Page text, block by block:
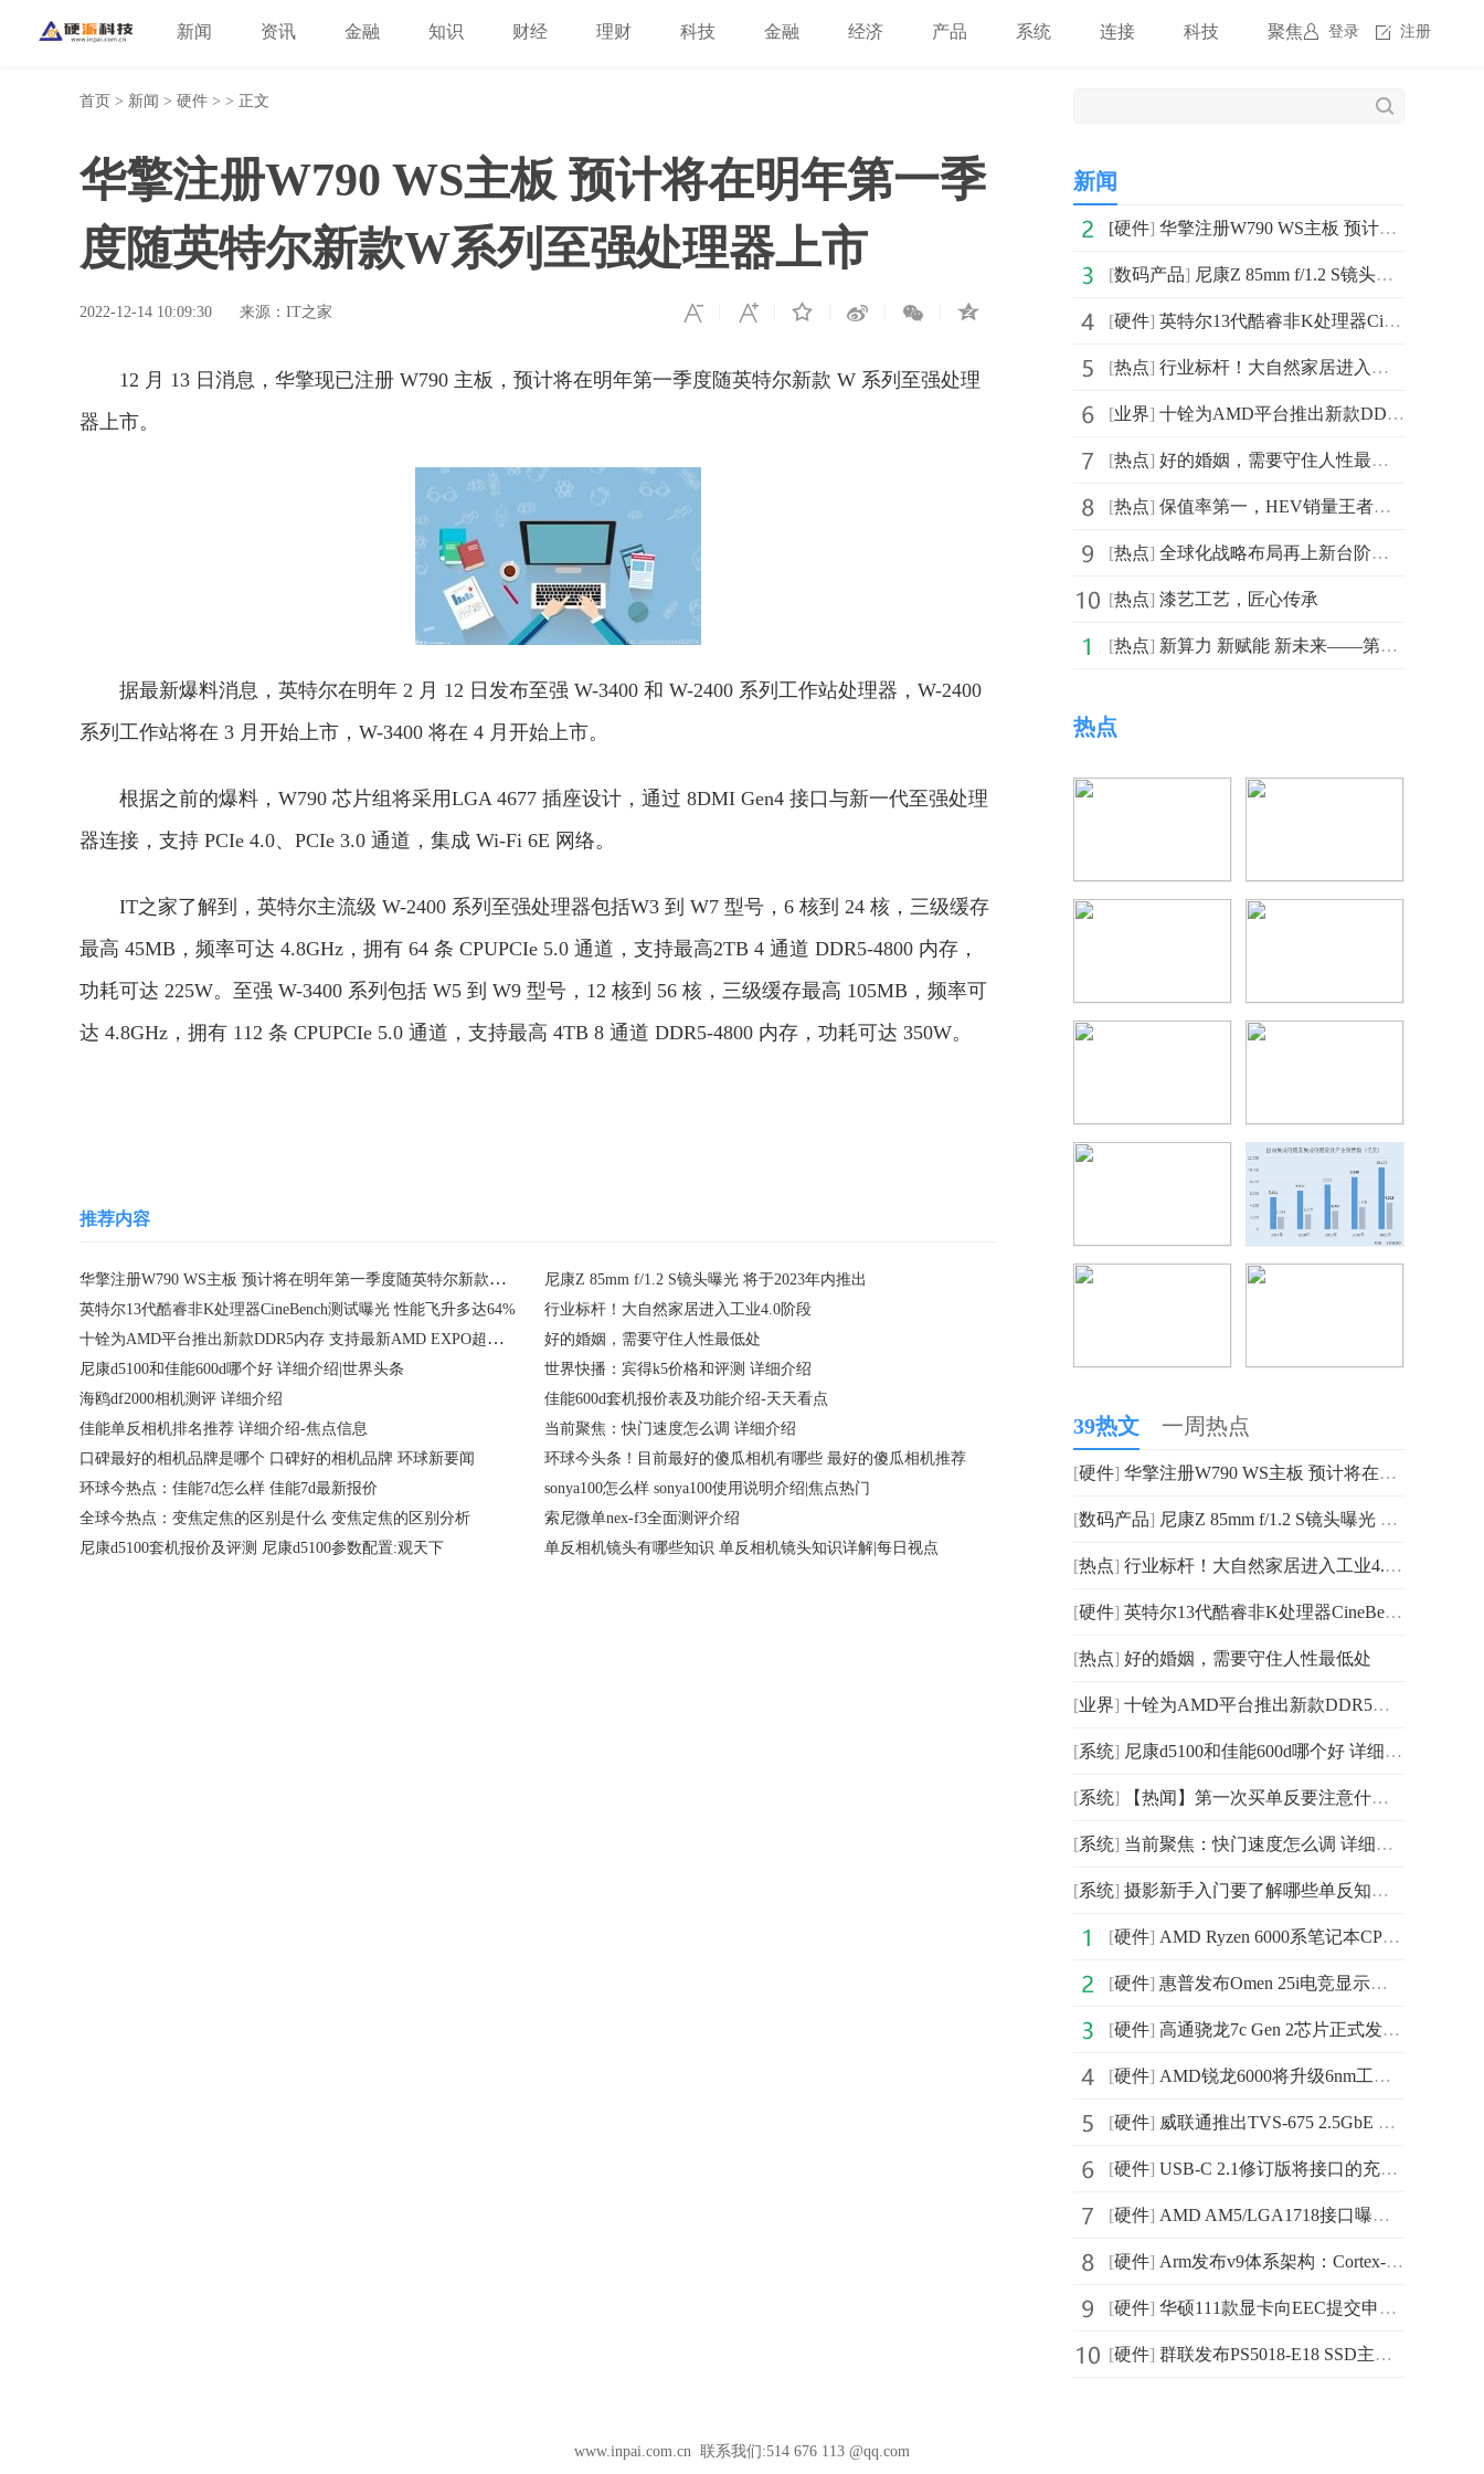
登录 注册
新闻 资讯 金融 知识 财经 理财 科技 金融 经济 产品 系统 连接 科技 聚焦
首页 > 新闻 > 硬件 > > 正文
华擎注册W790 WS主板 预计将在明年第一季
度随英特尔新款W系列至强处理器上市
2022-12-14 10:09:30 来源：IT之家
12 月 13 日消息，华擎现已注册 W790 主板，预计将在明年第一季度随英特尔新款 W 系列至强处理
器上市。
据最新爆料消息，英特尔在明年 2 月 12 日发布至强 W-3400 和 W-2400 系列工作站处理器，W-2400
系列工作站将在 3 月开始上市，W-3400 将在 4 月开始上市。
根据之前的爆料，W790 芯片组将采用LGA 4677 插座设计，通过 8DMI Gen4 接口与新一代至强处理
器连接，支持 PCIe 4.0、PCIe 3.0 通道，集成 Wi-Fi 6E 网络。
IT之家了解到，英特尔主流级 W-2400 系列至强处理器包括W3 到 W7 型号，6 核到 24 核，三级缓存
最高 45MB，频率可达 4.8GHz，拥有 64 条 CPUPCIe 5.0 通道，支持最高2TB 4 通道 DDR5-4800 内存，
功耗可达 225W。至强 W-3400 系列包括 W5 到 W9 型号，12 核到 56 核，三级缓存最高 105MB，频率可
达 4.8GHz，拥有 112 条 CPUPCIe 5.0 通道，支持最高 4TB 8 通道 DDR5-4800 内存，功耗可达 350W。
推荐内容
华擎注册W790 WS主板 预计将在明年第一季度随英特尔新款W系列至强处理器上市
尼康Z 85mm f/1.2 S镜头曝光 将于2023年内推出
英特尔13代酷睿非K处理器CineBench测试曝光 性能飞升多达64%
行业标杆！大自然家居进入工业4.0阶段
十铨为AMD平台推出新款DDR5内存 支持最新AMD EXPO超频技术
好的婚姻，需要守住人性最低处
尼康d5100和佳能600d哪个好 详细介绍|世界头条
世界快播：宾得k5价格和评测 详细介绍
海鸥df2000相机测评 详细介绍
佳能600d套机报价表及功能介绍-天天看点
佳能单反相机排名推荐 详细介绍-焦点信息
当前聚焦：快门速度怎么调 详细介绍
口碑最好的相机品牌是哪个 口碑好的相机品牌 环球新要闻
环球今头条！目前最好的傻瓜相机有哪些 最好的傻瓜相机推荐
环球今热点：佳能7d怎么样 佳能7d最新报价
sonya100怎么样 sonya100使用说明介绍|焦点热门
全球今热点：变焦定焦的区别是什么 变焦定焦的区别分析
索尼微单nex-f3全面测评介绍
尼康d5100套机报价及评测 尼康d5100参数配置:观天下
单反相机镜头有哪些知识 单反相机镜头知识详解|每日视点
新闻
[硬件] 华擎注册W790 WS主板 预计将在明年第一季度随英特尔新
[数码产品] 尼康Z 85mm f/1.2 S镜头曝光 将于2023年内推出
[硬件] 英特尔13代酷睿非K处理器CineBench测试曝光 性能飞升多达64%
[热点] 行业标杆！大自然家居进入工业4.0阶段
[业界] 十铨为AMD平台推出新款DDR5内存 支持最新AMD EXPO超频技术
[热点] 好的婚姻，需要守住人性最低处
[热点] 保值率第一，HEV销量王者，全新第二代GS8上市一周年汇总
[热点] 全球化战略布局再上新台阶！星恒正式入驻越南，开拓东南
[热点] 漆艺工艺，匠心传承
[热点] 新算力 新赋能 新未来——第十八届CCF全国高性能计算学
热点
39热文 一周热点
[硬件] 华擎注册W790 WS主板 预计将在明年第一季度随英特尔新
[数码产品] 尼康Z 85mm f/1.2 S镜头曝光 将于2023年内推出
[热点] 行业标杆！大自然家居进入工业4.0阶段
[硬件] 英特尔13代酷睿非K处理器CineBench测试曝光 性能飞升多达64%
[热点] 好的婚姻，需要守住人性最低处
[业界] 十铨为AMD平台推出新款DDR5内存 支持最新AMD EXPO超频技术
[系统] 尼康d5100和佳能600d哪个好 详细介绍|世界头条
[系统] 【热闻】第一次买单反要注意什么 第一次买单反注意事项
[系统] 当前聚焦：快门速度怎么调 详细介绍
[系统] 摄影新手入门要了解哪些单反知识 摄影新手入门必看的单
[硬件] AMD Ryzen 6000系笔记本CPU路线图曝光 集成Navi2核显
[硬件] 惠普发布Omen 25i电竞显示器 尺寸为24.5英寸
[硬件] 高通骁龙7c Gen 2芯片正式发布：出色性能和多天续航
[硬件] AMD锐龙6000将升级6nm工艺 继续使用PCIe 4.0及DDR4
[硬件] 威联通推出TVS-675 2.5GbE NAS 配备M.2 SSD双插槽可启用快取加速
[硬件] USB-C 2.1修订版将接口的充电功率将增加一倍以上 从100
[硬件] AMD AM5/LGA1718接口曝光：Zen4处理器将采用
[硬件] Arm发布v9体系架构：Cortex-X2相比X1性能提高16%
[硬件] 华硕111款显卡向EEC提交申请 包含RTX 30系LHR挖款限制版
[硬件] 群联发布PS5018-E18 SSD主控：采用PCIe 4.0×4通道，读
www.inpai.com.cn 联系我们:514 676 113 @qq.com